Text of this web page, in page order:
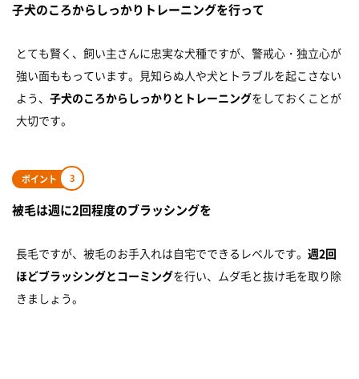
子犬のころからしっかりトレーニングを行って
とても賢く、飼い主さんに忠実な犬種ですが、警戒心・独立心が
強い面ももっています。見知らぬ人や犬とトラブルを起こさない
よう、 子犬のころからしっかりとトレーニングをしておくことが
大切です。
ポイント 3
被毛は週に2回程度のブラッシングを
長毛ですが、被毛のお手入れは自宅でできるレベルです。 週2回
ほどブラッシングとコーミングを行い、ムダ毛と抜け毛を取り除
きましょう。